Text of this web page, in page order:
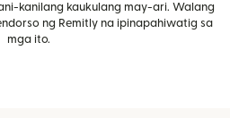
kanilang kaukulang may-ari. Walang
ng Remitly na ipinapahiwatig sa
mga ito.